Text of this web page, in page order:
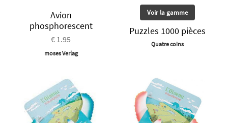
Avion
phosphorescent
€ 1.95
moses Verlag
Voir la gamme
Puzzles 1000 pièces
Quatre coins